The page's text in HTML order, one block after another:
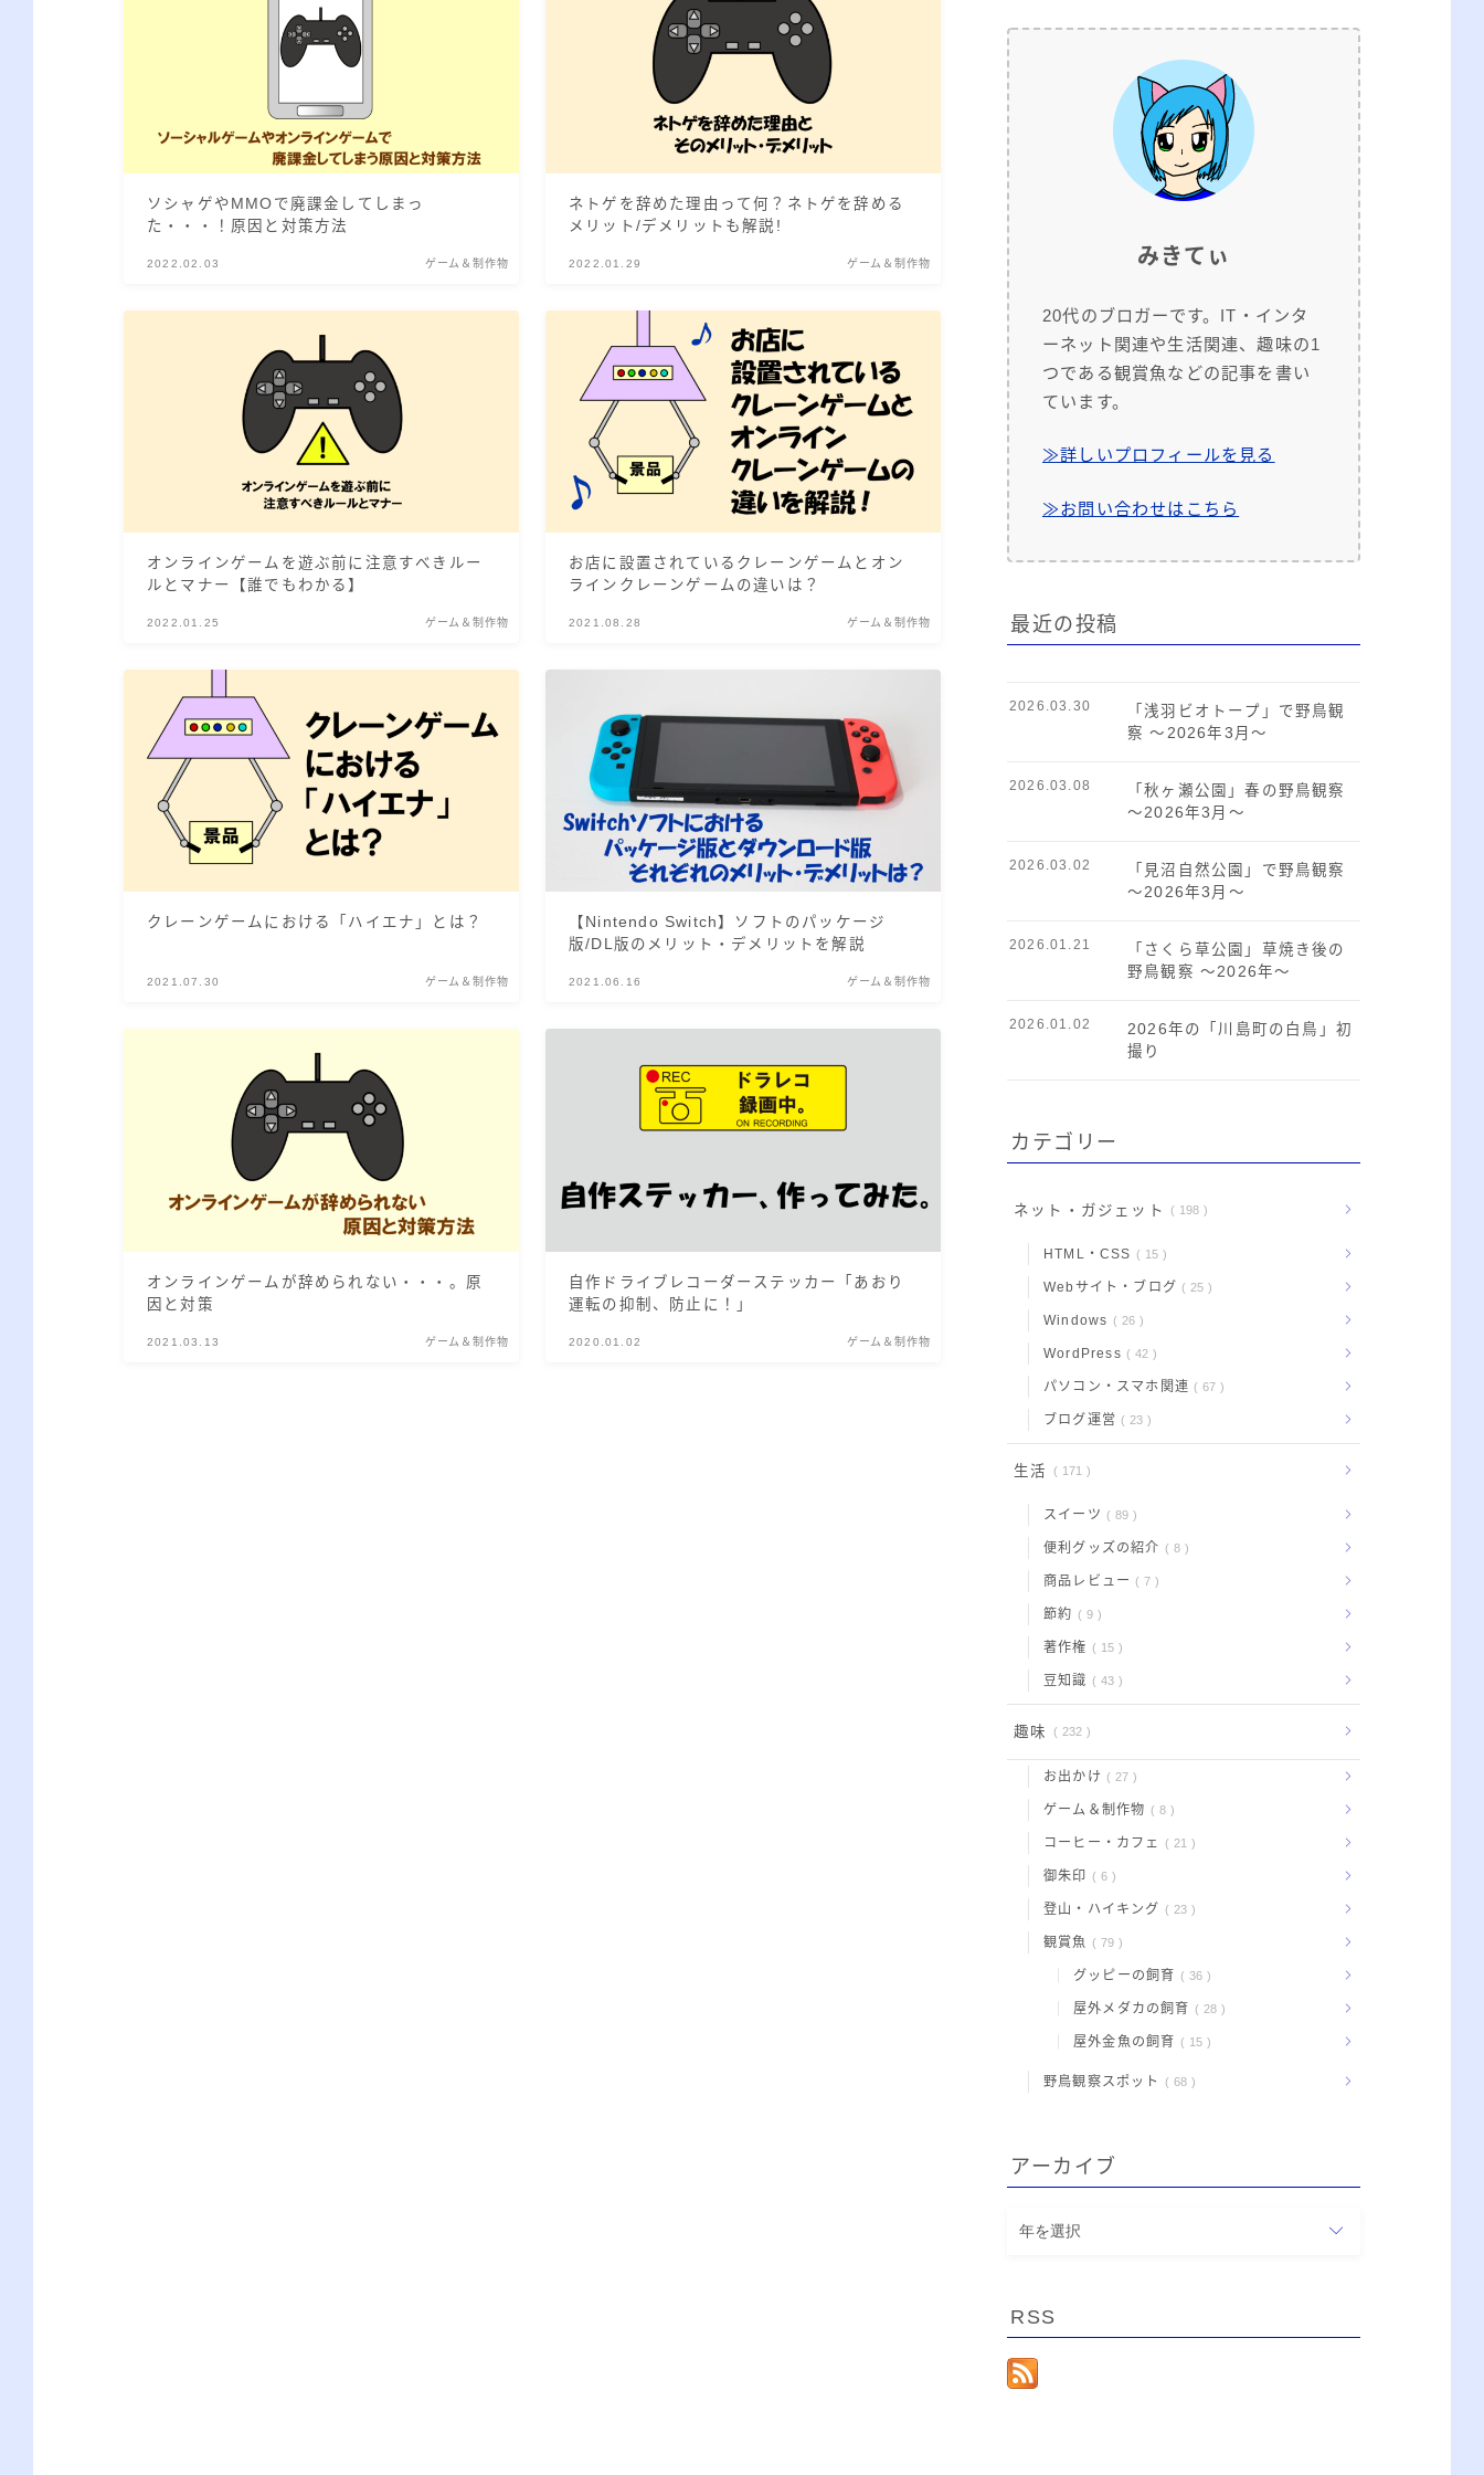
ソシャゲやMMOで廃課金してしまっ
た・・・！原因と対策方法
2022.02.03 ゲーム＆制作物
ネトゲを辞めた理由って何？ネトゲを辞める
メリット/デメリットも解説!
2022.01.29 ゲーム＆制作物
オンラインゲームを遊ぶ前に注意すべきルー
ルとマナー【誰でもわかる】
2022.01.25 ゲーム＆制作物
お店に設置されているクレーンゲームとオン
ラインクレーンゲームの違いは？
2021.08.28 ゲーム＆制作物
クレーンゲームにおける「ハイエナ」とは？
2021.07.30 ゲーム＆制作物
【Nintendo Switch】ソフトのパッケージ
版/DL版のメリット・デメリットを解説
2021.06.16 ゲーム＆制作物
オンラインゲームが辞められない・・・。原
因と対策
2021.03.13 ゲーム＆制作物
自作ドライブレコーダーステッカー「あおり
運転の抑制、防止に！」
2020.01.02 ゲーム＆制作物
みきてぃ
20代のブロガーです。IT・インタ
ーネット関連や生活関連、趣味の1
つである観賞魚などの記事を書い
ています。
≫詳しいプロフィールを見る
≫お問い合わせはこちら
最近の投稿
「浅羽ビオトープ」で野鳥観
察 ～2026年3月～
2026.03.30
「秋ヶ瀬公園」春の野鳥観察
～2026年3月～
2026.03.08
「見沼自然公園」で野鳥観察
～2026年3月～
2026.03.02
「さくら草公園」草焼き後の
野鳥観察 ～2026年～
2026.01.21
2026年の「川島町の白鳥」初
撮り
2026.01.02
カテゴリー
ネット・ガジェット 198
HTML・CSS 15
Webサイト・ブログ 25
Windows 26
WordPress 42
パソコン・スマホ関連 67
ブログ運営 23
生活 171
スイーツ 89
便利グッズの紹介 8
商品レビュー 7
節約 9
著作権 15
豆知識 43
趣味 232
お出かけ 27
ゲーム＆制作物 8
コーヒー・カフェ 21
御朱印 6
登山・ハイキング 23
観賞魚 79
グッピーの飼育 36
屋外メダカの飼育 28
屋外金魚の飼育 15
野鳥観察スポット 68
アーカイブ
ア
ブ
RSS